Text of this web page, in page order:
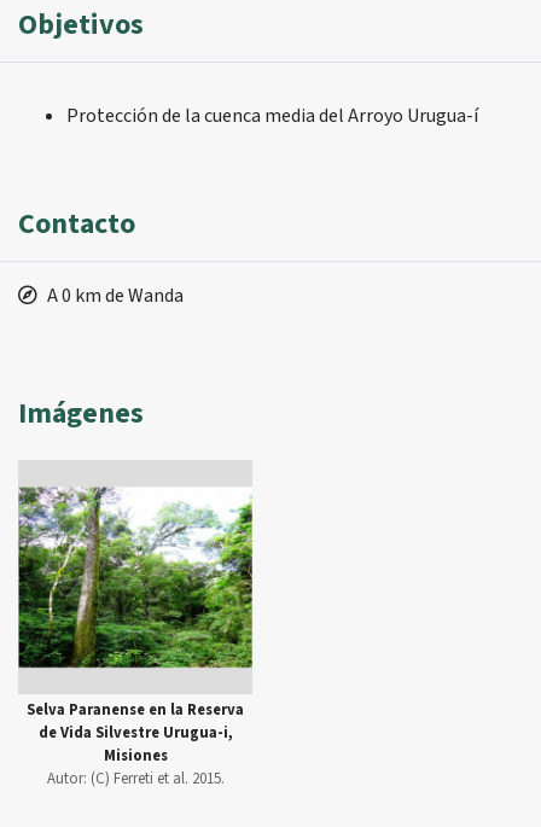
Objetivos
Protección de la cuenca media del Arroyo Urugua-í
Contacto
A 0 km de Wanda
Imágenes
Selva Paranense en la Reserva
de Vida Silvestre Urugua-i,
Misiones
Autor: (C) Ferreti et al. 2015.